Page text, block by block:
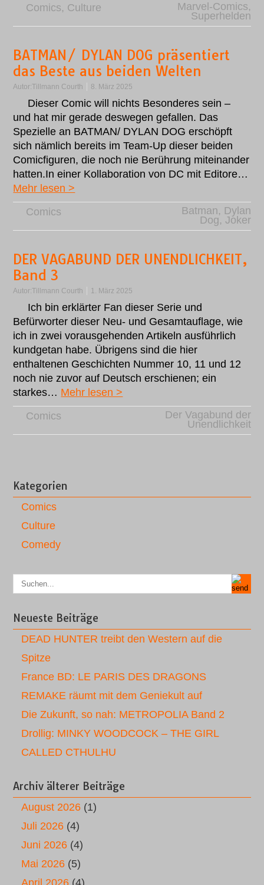
Comics, Culture Marvel-Comics,
Superhelden
BATMAN/ DYLAN DOG präsentiert
das Beste aus beiden Welten
Autor:Tillmann Courth 8. März 2025
Dieser Comic will nichts Besonderes sein –
und hat mir gerade deswegen gefallen. Das
Spezielle an BATMAN/ DYLAN DOG erschöpft
sich nämlich bereits im Team-Up dieser beiden
Comicfiguren, die noch nie Berührung miteinander
hatten.In einer Kollaboration von DC mit Editore…
Mehr lesen >
Comics
Batman, Dylan
Dog, Joker
DER VAGABUND DER UNENDLICHKEIT,
Band 3
Autor:Tillmann Courth 1. März 2025
Ich bin erklärter Fan dieser Serie und
Befürworter dieser Neu- und Gesamtauflage, wie
ich in zwei vorausgehenden Artikeln ausführlich
kundgetan habe. Übrigens sind die hier
enthaltenen Geschichten Nummer 10, 11 und 12
noch nie zuvor auf Deutsch erschienen; ein
starkes… Mehr lesen >
Comics
Der Vagabund der
Unendlichkeit
Kategorien
Comics
Culture
Comedy
Neueste Beiträge
DEAD HUNTER treibt den Western auf die
Spitze
France BD: LE PARIS DES DRAGONS
REMAKE räumt mit dem Geniekult auf
Die Zukunft, so nah: METROPOLIA Band 2
Drollig: MINKY WOODCOCK – THE GIRL
CALLED CTHULHU
Archiv älterer Beiträge
August 2026 (1)
Juli 2026 (4)
Juni 2026 (4)
Mai 2026 (5)
April 2026 (4)